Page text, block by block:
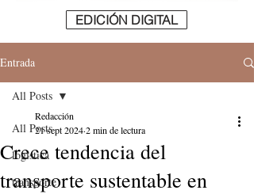
EDICIÓN DIGITAL
Entrada
All Posts
logistica
transporte
All Posts
Crece tendencia del
transporte sustentable en
Redacción
21 sept 20242 min de lectura